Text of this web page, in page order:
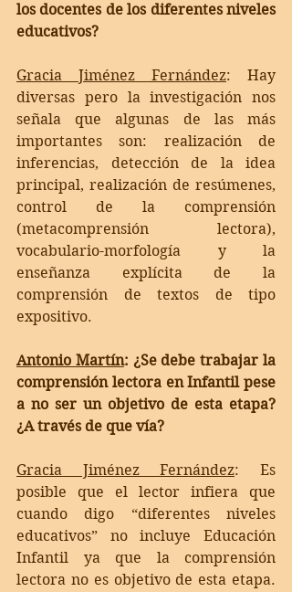
los docentes de los diferentes niveles
educativos?
Gracia Jiménez Fernández: Hay
diversas pero la investigación nos
señala que algunas de las más
importantes son: realización de
inferencias, detección de la idea
principal, realización de resúmenes,
control de la comprensión
(metacomprensión lectora),
vocabulario-morfología y la
enseñanza explícita de la
comprensión de textos de tipo
expositivo.
Antonio Martín: ¿Se debe trabajar la
comprensión lectora en Infantil pese
a no ser un objetivo de esta etapa?
¿A través de que vía?
Gracia Jiménez Fernández: Es
posible que el lector infiera que
cuando digo “diferentes niveles
educativos” no incluye Educación
Infantil ya que la comprensión
lectora no es objetivo de esta etapa.